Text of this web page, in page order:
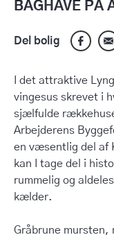
BAGHAVE PÅ
Del bolig
I det attraktive
vingesus skrevet i
sjælfulde
Arbejderens
en væsentlig del af
kan I tage del i
rummelig og
kælder.
Gråbrune mursten,